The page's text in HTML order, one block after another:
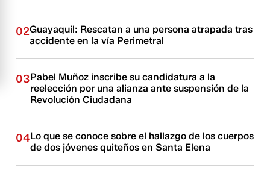
02Guayaquil: Rescatan a una persona atrapada tras
accidente en la vía Perimetral
03Pabel Muñoz inscribe su candidatura a la
reelección por una alianza ante suspensión de la
Revolución Ciudadana
04Lo que se conoce sobre el hallazgo de los cuerpos
de dos jóvenes quiteños en Santa Elena